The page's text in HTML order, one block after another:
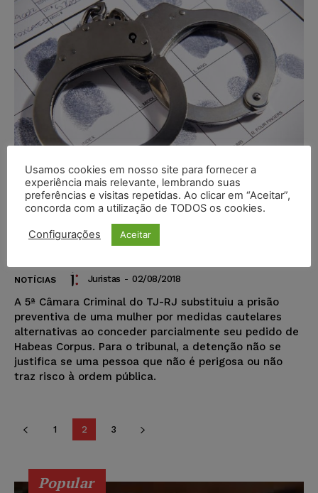
Prisão preventiva não é devida se
pessoa não é perigosa nem há
NOTÍCIAS Juristas - 02/08/2018
A 5ª Câmara Criminal do TJ-RJ substituiu a prisão
preventiva de uma mulher por medidas cautelares
alternativas ao conceder parcialmente seu pedido de
Habeas Corpus. Para o tribunal, a detenção não se
justifica se uma pessoa que não é perigosa ou não
traz risco à ordem pública.
1 2 3
Popular
Usamos cookies em nosso site para fornecer a
experiência mais relevante, lembrando suas
preferências e visitas repetidas. Ao clicar em “Aceitar”,
concorda com a utilização de TODOS os cookies.
Configurações Aceitar